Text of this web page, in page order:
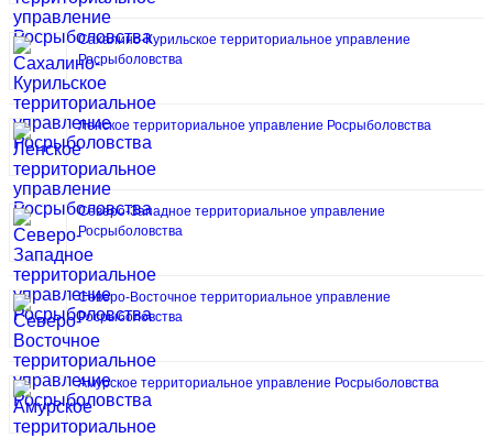
Сахалино-Курильское территориальное управление
Росрыболовства
Ленское территориальное управление Росрыболовства
Северо-Западное территориальное управление
Росрыболовства
Северо-Восточное территориальное управление
Росрыболовства
Амурское территориальное управление Росрыболовства